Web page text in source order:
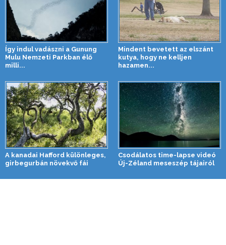
Így indul vadászni a Gunung
Mulu Nemzeti Parkban élő
milli...
Mindent bevetett az elszánt
kutya, hogy ne kelljen
hazamen...
A kanadai Hafford különleges,
girbegurbán növekvő fái
Csodálatos time-lapse videó
Új-Zéland meseszép tájairól